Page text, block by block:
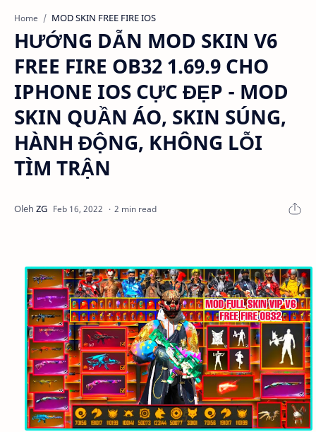
Home MOD SKIN FREE FIRE IOS
HƯỚNG DẪN MOD SKIN V6
FREE FIRE OB32 1.69.9 CHO
IPHONE IOS CỰC ĐẸP - MOD
SKIN QUẦN ÁO, SKIN SÚNG,
HÀNH ĐỘNG, KHÔNG LỖI
TÌM TRẬN
2 min read